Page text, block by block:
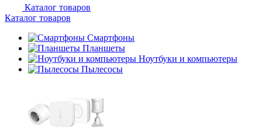
Каталог товаров
Каталог товаров
Смартфоны
Планшеты
Ноутбуки и компьютеры
Пылесосы
недели
plait.ru